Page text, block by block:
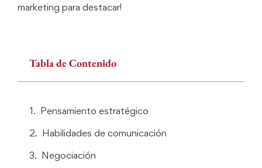
marketing para destacar!
Tabla de Contenido
Pensamiento estratégico
Habilidades de comunicación
Negociación